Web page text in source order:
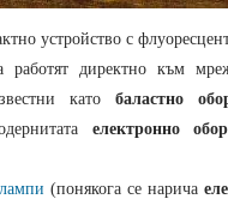
устройство с
директно към
като баластно
тата
електронно
(понякога се нарича